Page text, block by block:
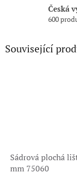
Česká
600
Související
Sádrová plochá
mm 75060